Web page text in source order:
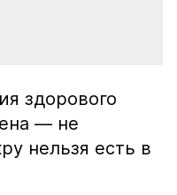
здорового
— не
нельзя есть в